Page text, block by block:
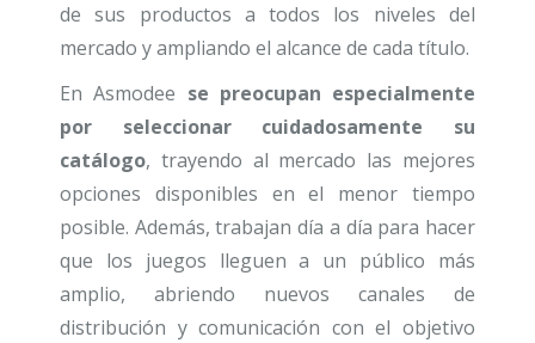
de sus productos a todos los niveles del
mercado y ampliando el alcance de cada título.
En Asmodee se preocupan especialmente
por seleccionar cuidadosamente su
catálogo, trayendo al mercado las mejores
opciones disponibles en el menor tiempo
posible. Además, trabajan día a día para hacer
que los juegos lleguen a un público más
amplio, abriendo nuevos canales de
distribución y comunicación con el objetivo